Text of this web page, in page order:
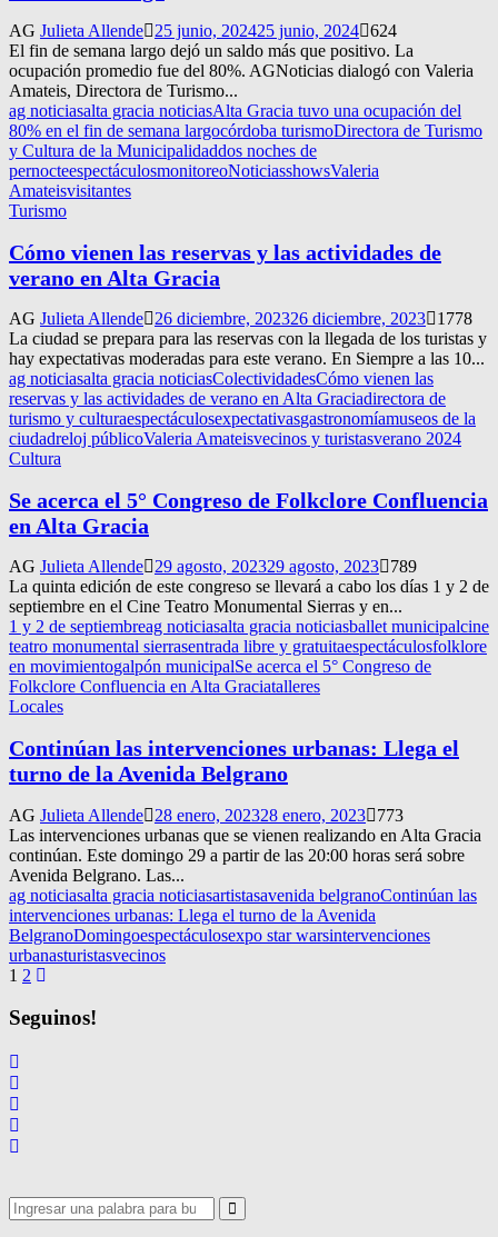
AG Julieta Allende 25 junio, 202425 junio, 2024 624
El fin de semana largo dejó un saldo más que positivo. La
ocupación promedio fue del 80%. AGNoticias dialogó con Valeria
Amateis, Directora de Turismo...
ag noticiasalta gracia noticiasAlta Gracia tuvo una ocupación del
80% en el fin de semana largocórdoba turismoDirectora de Turismo
y Cultura de la Municipalidaddos noches de
pernocteespectáculosmonitoreoNoticiasshowsValeria
Amateisvisitantes
Turismo
Cómo vienen las reservas y las actividades de
verano en Alta Gracia
AG Julieta Allende 26 diciembre, 202326 diciembre, 2023
1778
La ciudad se prepara para las reservas con la llegada de los turistas y
hay expectativas moderadas para este verano. En Siempre a las 10...
ag noticiasalta gracia noticiasColectividadesCómo vienen las
reservas y las actividades de verano en Alta Graciadirectora de
turismo y culturaespectáculosexpectativasgastronomíamuseos de la
ciudadreloj públicoValeria Amateisvecinos y turistasverano 2024
Cultura
Se acerca el 5° Congreso de Folkclore Confluencia
en Alta Gracia
AG Julieta Allende 29 agosto, 202329 agosto, 2023
789
La quinta edición de este congreso se llevará a cabo los días 1 y 2 de
septiembre en el Cine Teatro Monumental Sierras y en...
1 y 2 de septiembreag noticiasalta gracia noticiasballet municipalcine
teatro monumental sierrasentrada libre y gratuitaespectáculosfolklore
en movimientogalpón municipalSe acerca el 5° Congreso de
Folkclore Confluencia en Alta Graciatalleres
Locales
Continúan las intervenciones urbanas: Llega el
turno de la Avenida Belgrano
AG Julieta Allende 28 enero, 202328 enero, 2023
773
Las intervenciones urbanas que se vienen realizando en Alta Gracia
continúan. Este domingo 29 a partir de las 20:00 horas será sobre
Avenida Belgrano. Las...
ag noticiasalta gracia noticiasartistasavenida belgranoContinúan las
intervenciones urbanas: Llega el turno de la Avenida
BelgranoDomingoespectáculosexpo star warsintervenciones
urbanasturistasvecinos
Navegación
de
entradas
1 2
Seguinos!
Search
for:
Search